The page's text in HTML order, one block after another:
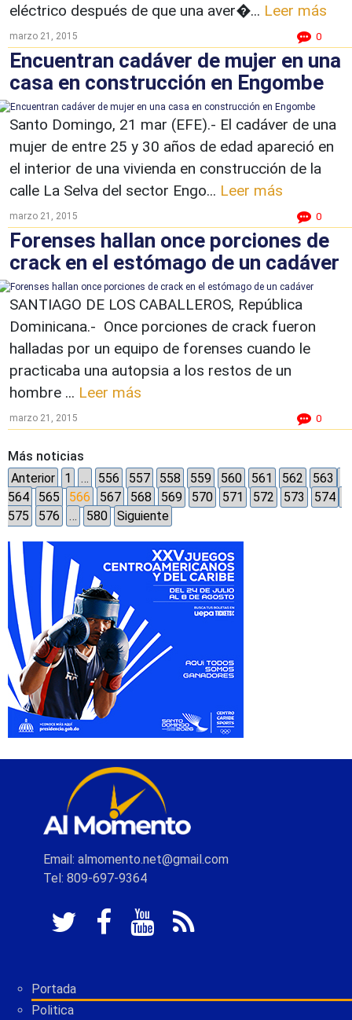
eléctrico después de que una aver�... Leer más
marzo 21, 2015 0
Encuentran cadáver de mujer en una
casa en construcción en Engombe
Santo Domingo, 21 mar (EFE).- El cadáver de una
mujer de entre 25 y 30 años de edad apareció en
el interior de una vivienda en construcción de la
calle La Selva del sector Engo... Leer más
marzo 21, 2015 0
Forenses hallan once porciones de
crack en el estómago de un cadáver
SANTIAGO DE LOS CABALLEROS, República
Dominicana.- Once porciones de crack fueron
halladas por un equipo de forenses cuando le
practicaba una autopsia a los restos de un
hombre ... Leer más
marzo 21, 2015 0
Más noticias
Anterior
1 … 556 557 558 559 560 561 562
563
564
565 566 567 568 569 570 571 572 573
574
575
576 … 580 Siguiente
Email: almomento.net@gmail.com
Tel: 809-697-9364
Portada
Politica